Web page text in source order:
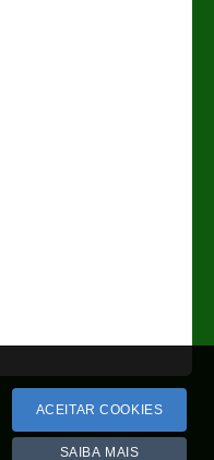
ACEITAR COOKIES
SAIBA MAIS